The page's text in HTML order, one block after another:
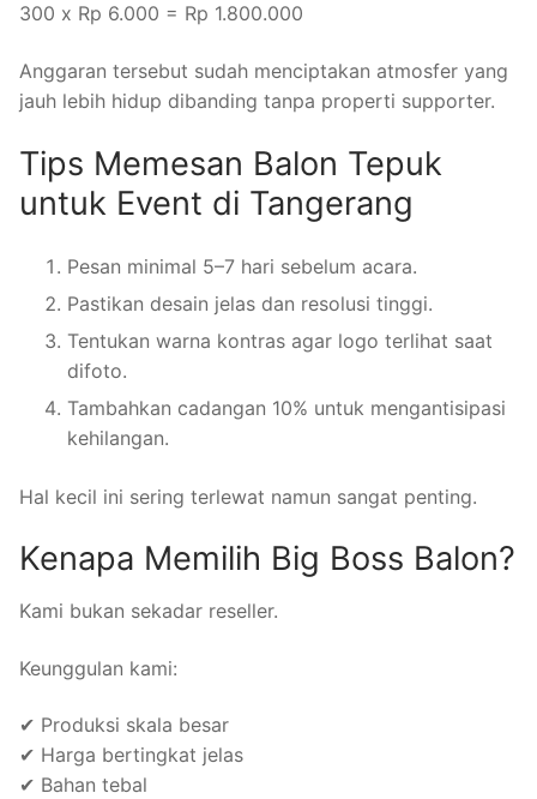
300 x Rp 6.000 = Rp 1.800.000
Anggaran tersebut sudah menciptakan atmosfer yang
jauh lebih hidup dibanding tanpa properti supporter.
Tips Memesan Balon Tepuk
untuk Event di Tangerang
Pesan minimal 5–7 hari sebelum acara.
Pastikan desain jelas dan resolusi tinggi.
Tentukan warna kontras agar logo terlihat saat
difoto.
Tambahkan cadangan 10% untuk mengantisipasi
kehilangan.
Hal kecil ini sering terlewat namun sangat penting.
Kenapa Memilih Big Boss Balon?
Kami bukan sekadar reseller.
Keunggulan kami:
✔ Produksi skala besar
✔ Harga bertingkat jelas
✔ Bahan tebal